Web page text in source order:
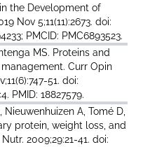
the Development of
Nov 5;11(11):2673. doi:
PMCID: PMC6893523.
MS. Proteins and
Curr Opin
51. doi:
PMID: 18827579.
A, Tomé D,
protein, weight loss, and
2009;29:21-41. doi: